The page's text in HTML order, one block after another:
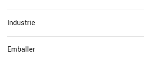
Industrie
Emballer